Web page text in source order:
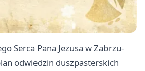
Serca Pana Jezusa w Zabrzu-
odwiedzin duszpasterskich